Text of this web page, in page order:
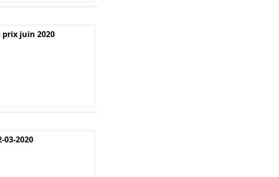
prix juin 2020
03-2020